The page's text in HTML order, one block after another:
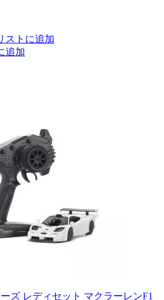
ストに追加
追加
ズ レディセット マクラーレンF1